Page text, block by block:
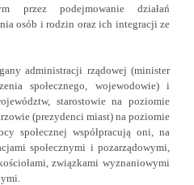
przez podejmowanie działań
osób i rodzin oraz ich integracji ze
administracji rządowej (minister
społecznego, wojewodowie) i
starostowie na poziomie
(prezydenci miast) na poziomie
społecznej współpracują oni, na
społecznymi i pozarządowymi,
związkami wyznaniowymi